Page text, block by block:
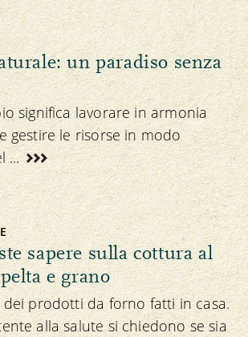
un paradiso senza
significa lavorare in armonia
gestire le risorse in modo
...
sapere sulla cottura al
e grano
dei prodotti da forno fatti in casa.
alla salute si chiedono se sia